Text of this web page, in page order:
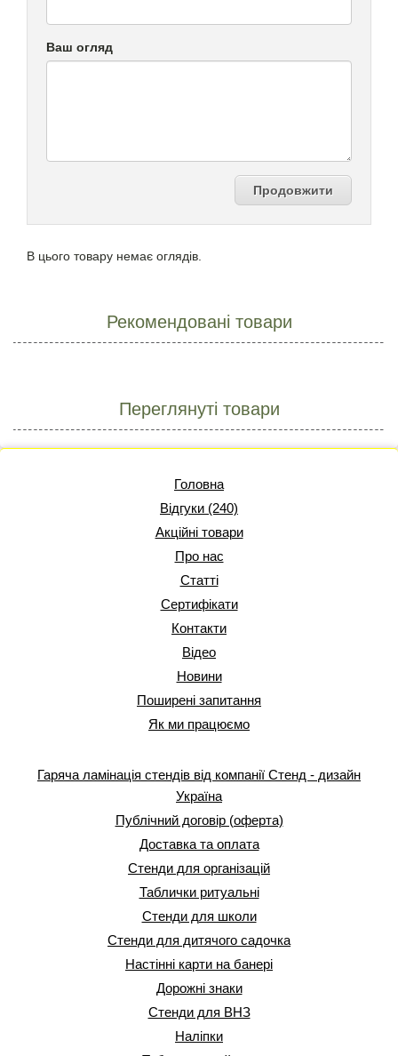
Ваш огляд
Продовжити
В цього товару немає оглядів.
Рекомендовані товари
Переглянуті товари
Головна
Відгуки (240)
Акційні товари
Про нас
Статті
Сертифікати
Контакти
Відео
Новини
Поширені запитання
Як ми працюємо
Гаряча ламінація стендів від компанії Стенд - дизайн
Україна
Публічний договір (оферта)
Доставка та оплата
Стенди для організацій
Таблички ритуальні
Стенди для школи
Стенди для дитячого садочка
Настінні карти на банері
Дорожні знаки
Стенди для ВНЗ
Наліпки